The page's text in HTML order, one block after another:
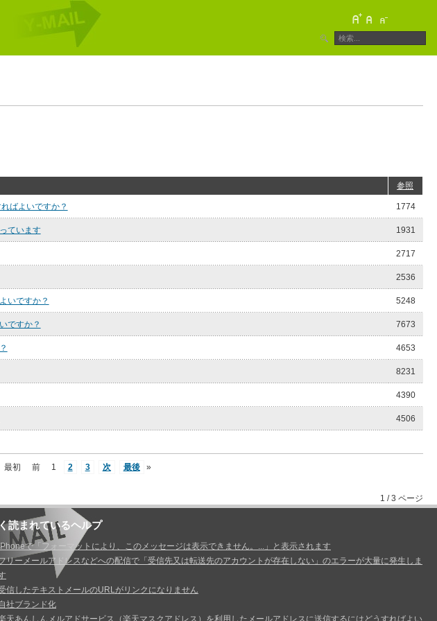
参照
ばよいですか？ 1774
ています 1931
2717
2536
いですか？ 5248
ですか？ 7673
4653
8231
4390
4506
最初 前 1 2 3 次 最後 »
1 / 3 ページ
読まれているヘルプ
で「フォーマットにより、このメッセージは表示できません。...」と表示されます
リーメールアドレスなどへの配信で「受信先又は転送先のアカウントが存在しない」のエラーが大量に発生しま
信したテキストメールのURLがリンクになりません
社ブランド化
天あんしんメルアドサービス（楽天マスクアドレス）を利用したメールアドレスに送信するにはどうすればよい